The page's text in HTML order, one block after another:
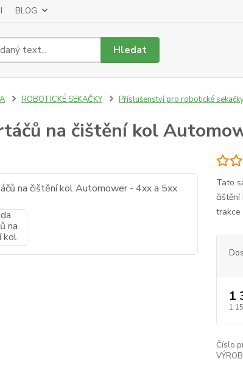
BLOG
Hledat
ROBOTICKÉ SEKAČKY Příslušenství pro robotické
na čištění kol
Tato
trakce
1
1
Číslo